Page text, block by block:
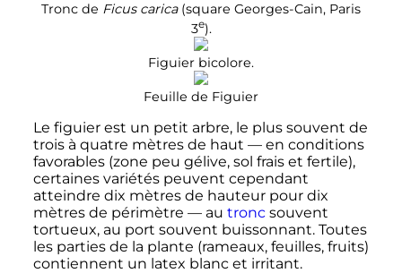
Tronc de Ficus carica(square Georges-Cain, Paris
3e).
Figuier bicolore.
Feuille de Figuier
Le figuier est un petit arbre, le plus souvent de
trois à quatre mètres de haut — en conditions
favorables (zone peu gélive, sol frais et fertile),
certaines variétés peuvent cependant
atteindre dix mètres de hauteur pour dix
mètres de périmètre — au troncsouvent
tortueux, au port souvent buissonnant. Toutes
les parties de la plante (rameaux, feuilles, fruits)
contiennent un latex blanc et irritant.